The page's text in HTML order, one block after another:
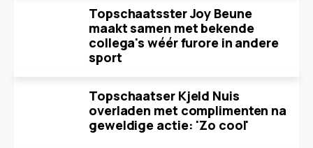
Topschaatsster Joy Beune
maakt samen met bekende
collega's wéér furore in andere
sport
Topschaatser Kjeld Nuis
overladen met complimenten na
geweldige actie: 'Zo cool'